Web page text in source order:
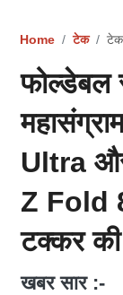
Home टेक
फोल्डेबल
Ultra
Z Fold
टक्कर की
खबर सार :-